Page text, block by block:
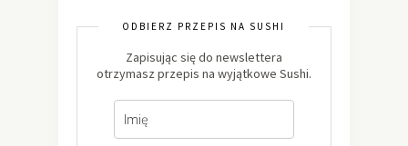
ODBIERZ PRZEPIS NA SUSHI
Zapisując się do newslettera
otrzymasz przepis na wyjątkowe Sushi.